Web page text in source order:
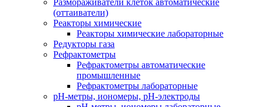
Размораживатели клеток автоматические
(оттаиватели)
Реакторы химические
Реакторы химические лабораторные
Редукторы газа
Рефрактометры
Рефрактометры автоматические
промышленные
Рефрактометры лабораторные
рН-метры, иономеры, рН-электроды